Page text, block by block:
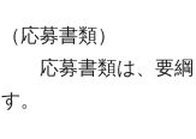
（応募書類）
応募書類は、要綱
す。